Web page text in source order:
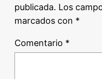
publicada. Los
marcados con *
Comentario *